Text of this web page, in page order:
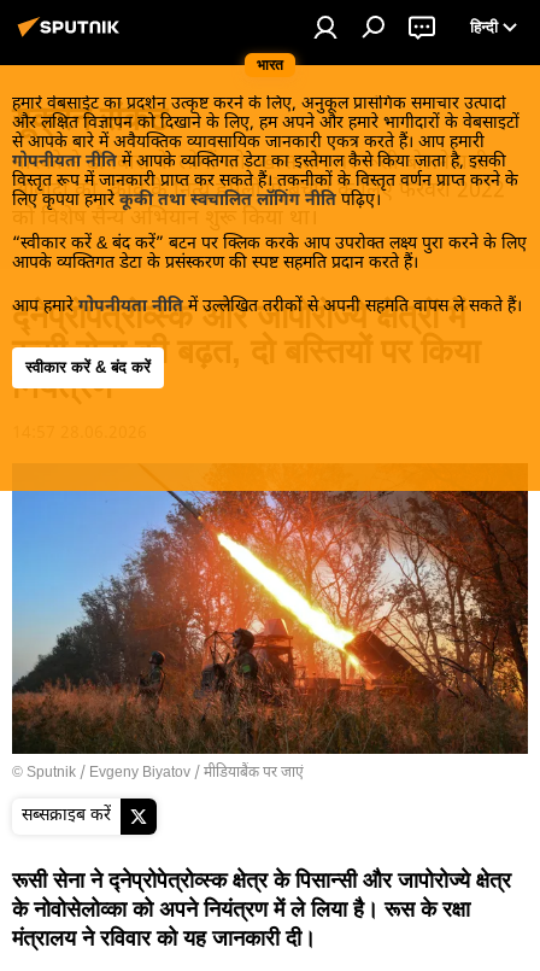
भारत
हिन्दी
हमारे वेबसाईट का प्रदर्शन उत्कृष्ट करने के लिए, अनुकूल प्रासंगिक समाचार उत्पादों
और लक्षित विज्ञापन को दिखाने के लिए, हम अपने और हमारे भागीदारों के वेबसाइटों
से आपके बारे में अवैयक्तिक व्यावसायिक जानकारी एकत्र करते हैं। आप हमारी
गोपनीयता नीति में आपके व्यक्तिगत डेटा का इस्तेमाल कैसे किया जाता है, इसकी
विस्तृत रूप में जानकारी प्राप्त कर सकते हैं। तकनीकों के विस्तृत वर्णन प्राप्त करने के
लिए कृपया हमारे कूकी तथा स्वचालित लॉगिंग नीति पढ़िए।
“स्वीकार करें & बंद करें” बटन पर क्लिक करके आप उपरोक्त लक्ष्य पुरा करने के लिए
आपके व्यक्तिगत डेटा के प्रसंस्करण की स्पष्ट सहमति प्रदान करते हैं।
आप हमारे गोपनीयता नीति में उल्लेखित तरीकों से अपनी सहमति वापस ले सकते हैं।
स्वीकार करें & बंद करें
यूक्रेन संकट
मास्को ने डोनबास के लोगों को, खास तौर पर रूसी बोलनेवाली
आबादी को, कीव के नित्य हमलों से बचाने के लिए फरवरी 2022
को विशेष सैन्य अभियान शुरू किया था।
द्नेप्रोपेत्रोव्स्क और जापोरोज्ये क्षेत्रों में
रूसी सेना की बढ़त, दो बस्तियों पर किया
नियंत्रण
© Sputnik / Evgeny Biyatov /मीडियाबैंक पर जाएं
सब्सक्राइब करें
रूसी सेना ने द्नेप्रोपेत्रोव्स्क क्षेत्र के पिसान्सी और जापोरोज्ये क्षेत्र
के नोवोसेलोव्का को अपने नियंत्रण में ले लिया है। रूस के रक्षा
मंत्रालय ने रविवार को यह जानकारी दी।